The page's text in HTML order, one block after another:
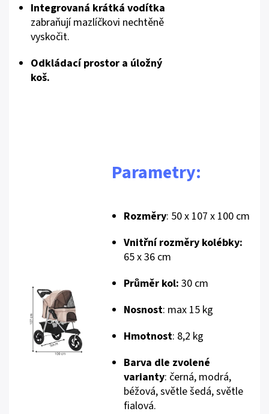
Integrovaná krátká vodítka
zabraňují mazlíčkovi nechtěně
vyskočit.
Odkládací prostor a úložný
koš.
Parametry:
Rozměry: 50 x 107 x 100 cm
Vnitřní rozměry kolébky:
65 x 36 cm
Průměr kol: 30 cm
Nosnost: max 15 kg
Hmotnost: 8,2 kg
Barva dle zvolené
varianty: černá, modrá,
béžová, světle šedá, světle
fialová.